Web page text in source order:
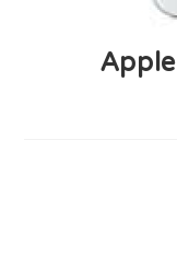
החלפת גב אחורי לאייפון Apple